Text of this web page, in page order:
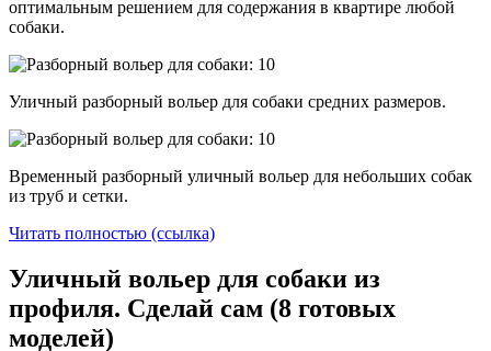
оптимальным решением для содержания в квартире любой
собаки.
Уличный разборный вольер для собаки средних размеров.
Временный разборный уличный вольер для небольших собак
из труб и сетки.
Читать полностью (ссылка)
Уличный вольер для собаки из
профиля. Сделай сам (8 готовых
моделей)